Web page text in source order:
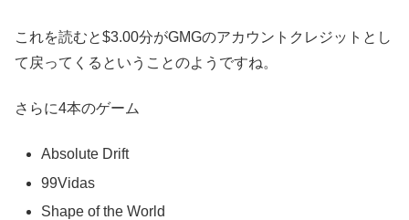
これを読むと$3.00分がGMGのアカウントクレジットとし
て戻ってくるということのようですね。
さらに4本のゲーム
Absolute Drift
99Vidas
Shape of the World